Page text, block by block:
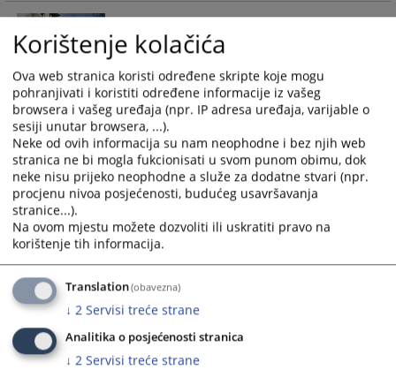
calendar
and
select
a
date.
Press
the
question
mark
key
to
get
the
keyboard
shortcuts
for
changing
dates.
calendar
and
select
a
date.
Press
the
question
mark
key
get
the
keyboard
shortcuts
for
changing
dates.
Procenat riješenosti najstarijih predmeta
iz plana za period
17.10.2019.
Ponovni uspjeh u ostvarenju realizacije
Plana rješavanja starih predmeta za
2017.godinu
22.02.2018.
Realizacija plana rješavanja predmeta za
2015. godinu
14.01.2016.
Korištenje kolačića
Ova web stranica koristi određene skripte koje mogu
pohranjivati i koristiti određene informacije iz vašeg
browsera i vašeg uređaja (npr. IP adresa uređaja, varijable o
sesiji unutar browsera, ...).
Neke od ovih informacija su nam neophodne i bez njih web
stranica ne bi mogla fukcionisati u svom punom obimu, dok
neke nisu prijeko neophodne a služe za dodatne stvari (npr.
procjenu nivoa posjećenosti, budućeg usavršavanja
stranice...).
Na ovom mjestu možete dozvoliti ili uskratiti pravo na
korištenje tih informacija.
Translation(obavezna)
↓ 2 Servisi treće strane
Analitika o posjećenosti stranica
↓ 2 Servisi treće strane